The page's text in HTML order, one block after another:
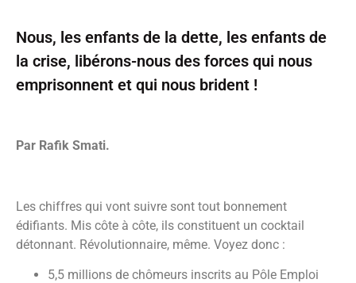
Nous, les enfants de la dette, les enfants de
la crise, libérons-nous des forces qui nous
emprisonnent et qui nous brident !
Par Rafik Smati.
Les chiffres qui vont suivre sont tout bonnement
édifiants. Mis côte à côte, ils constituent un cocktail
détonnant. Révolutionnaire, même. Voyez donc :
5,5 millions de chômeurs inscrits au Pôle Emploi